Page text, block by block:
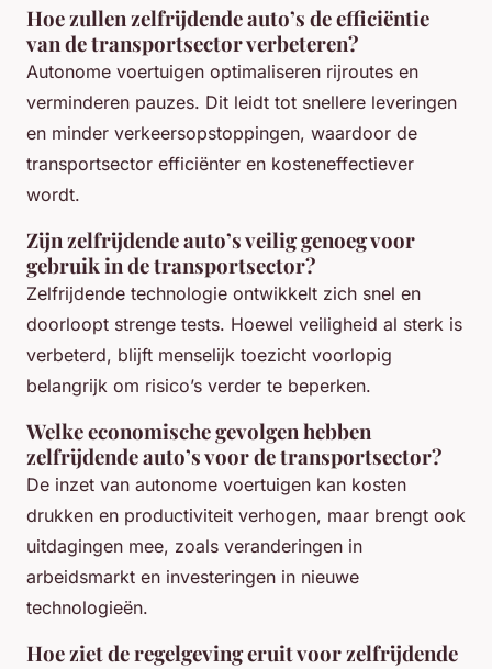
Hoe zullen zelfrijdende auto’s de efficiëntie
van de transportsector verbeteren?
Autonome voertuigen optimaliseren rijroutes en
verminderen pauzes. Dit leidt tot snellere leveringen
en minder verkeersopstoppingen, waardoor de
transportsector efficiënter en kosteneffectiever
wordt.
Zijn zelfrijdende auto’s veilig genoeg voor
gebruik in de transportsector?
Zelfrijdende technologie ontwikkelt zich snel en
doorloopt strenge tests. Hoewel veiligheid al sterk is
verbeterd, blijft menselijk toezicht voorlopig
belangrijk om risico’s verder te beperken.
Welke economische gevolgen hebben
zelfrijdende auto’s voor de transportsector?
De inzet van autonome voertuigen kan kosten
drukken en productiviteit verhogen, maar brengt ook
uitdagingen mee, zoals veranderingen in
arbeidsmarkt en investeringen in nieuwe
technologieën.
Hoe ziet de regelgeving eruit voor zelfrijdende